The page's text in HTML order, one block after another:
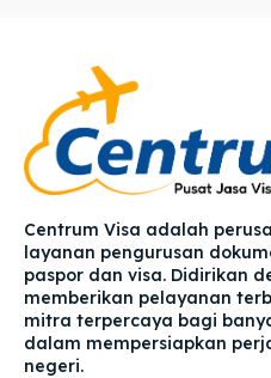
Centrum Visa adalah
layanan pengurusan
paspor dan visa. Didirikan
memberikan pelayanan
mitra terpercaya bagi
dalam mempersiapkan
negeri.